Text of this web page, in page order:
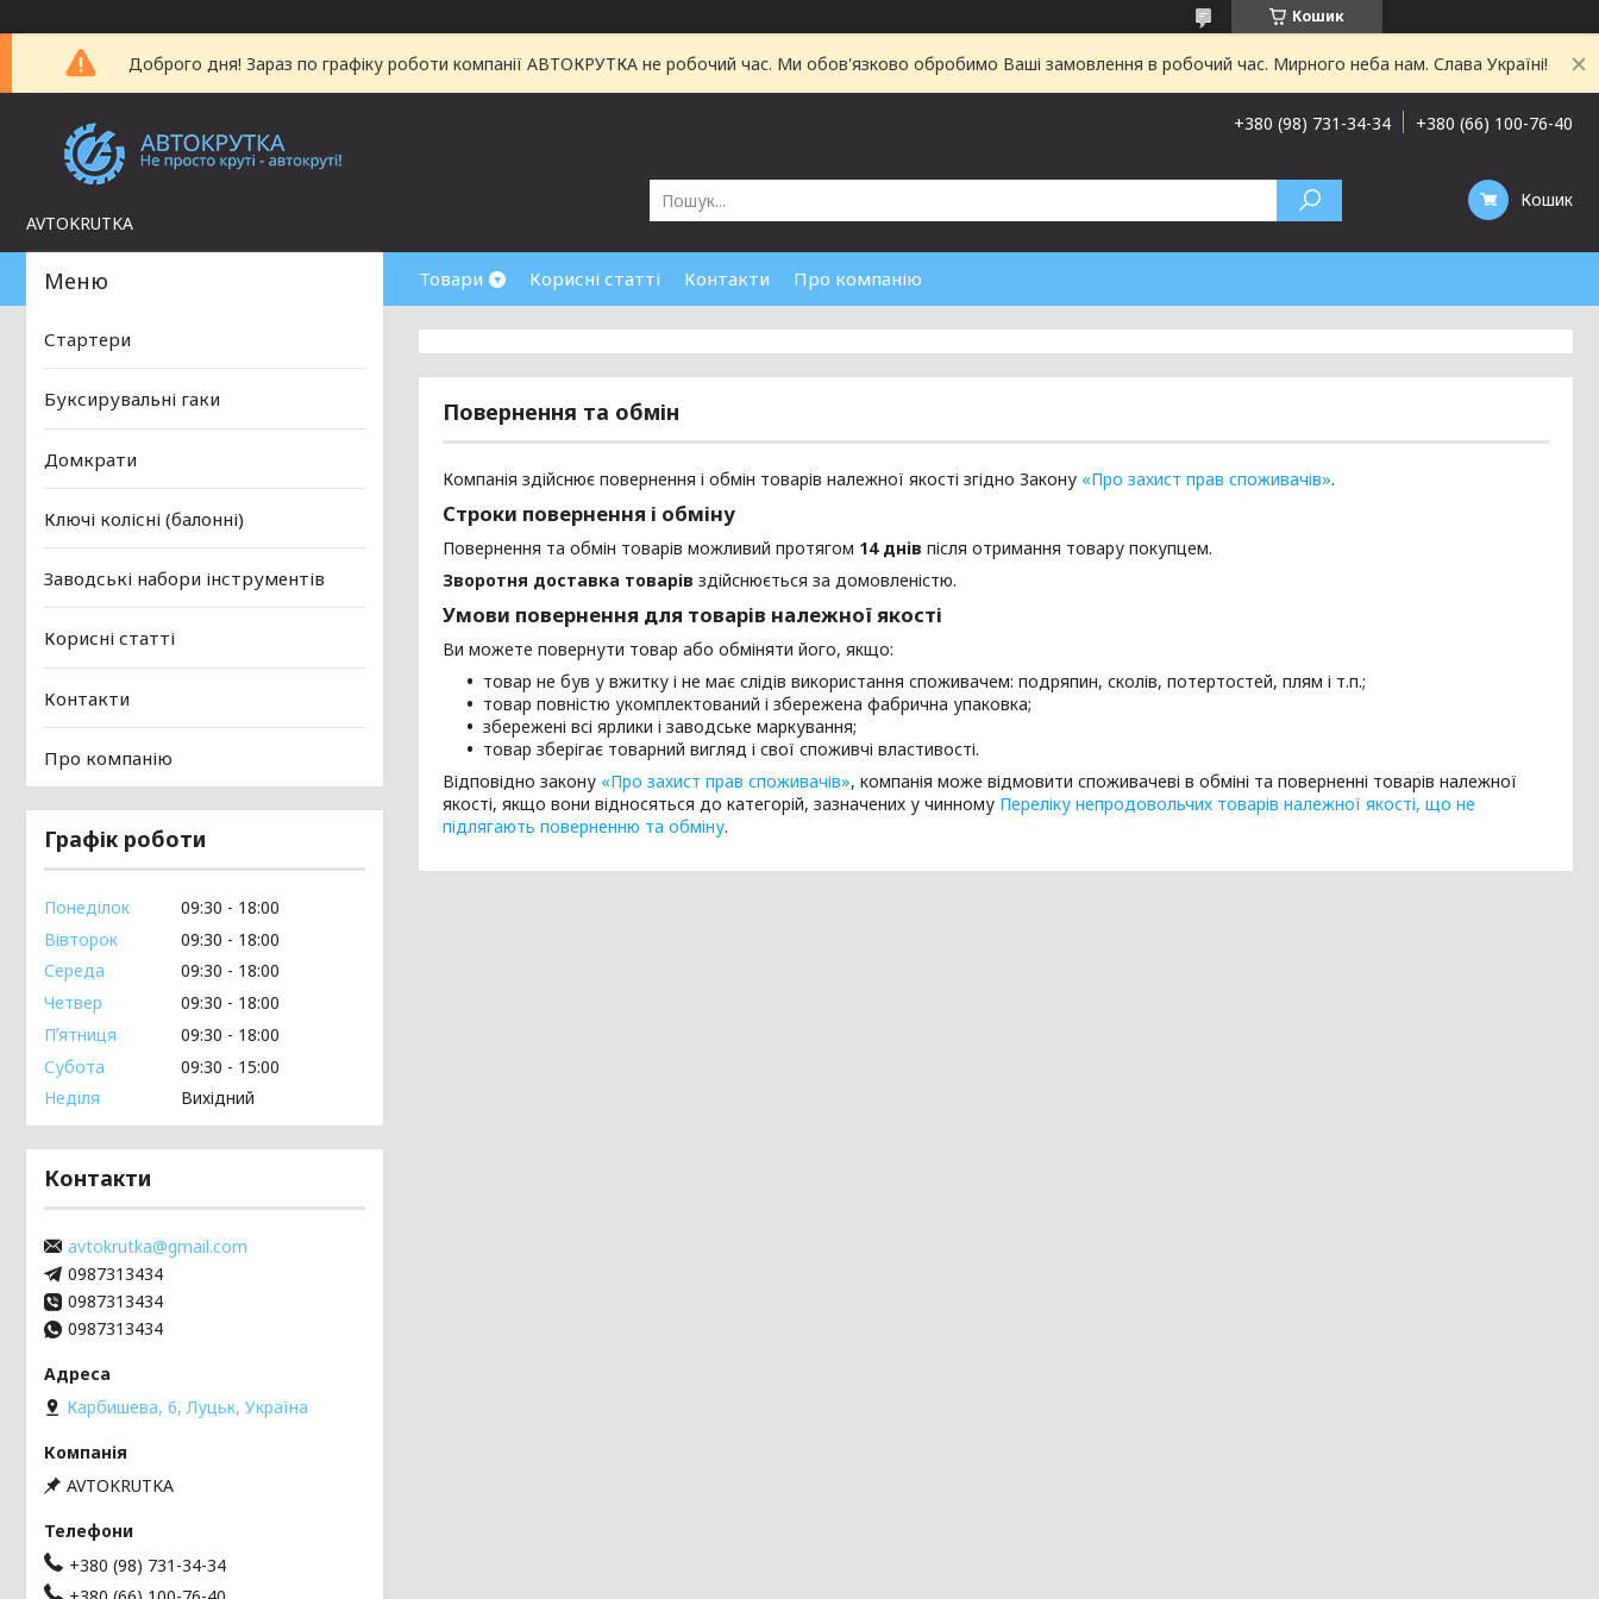
Кошик
Доброго дня! Зараз по графіку роботи компанії АВТОКРУТКА не робочий час. Ми обов'язково обробимо Ваші замовлення в робочий час. Мирного неба нам. Слава Україні!
AVTOKRUTKA
+380 (98) 731-34-34 +380 (66) 100-76-40
Кошик
Товари Корисні статті Контакти Про компанію
Повернення та обмін
Компанія здійснює повернення і обмін товарів належної якості згідно Закону «Про захист прав споживачів».
Строки повернення і обміну
Повернення та обмін товарів можливий протягом 14 днів після отримання товару покупцем.
Зворотня доставка товарів здійснюється за домовленістю.
Умови повернення для товарів належної якості
Ви можете повернути товар або обміняти його, якщо:
товар не був у вжитку і не має слідів використання споживачем: подряпин, сколів, потертостей, плям і т.п.;
товар повністю укомплектований і збережена фабрична упаковка;
збережені всі ярлики і заводське маркування;
товар зберігає товарний вигляд і свої споживчі властивості.
Відповідно закону «Про захист прав споживачів», компанія може відмовити споживачеві в обміні та поверненні товарів належної
якості, якщо вони відносяться до категорій, зазначених у чинному Переліку непродовольчих товарів належної якості, що не
підлягають поверненню та обміну.
Стартери
Буксирувальні гаки
Домкрати
Ключі колісні (балонні)
Заводські набори інструментів
Корисні статті
Контакти
Про компанію
Графік роботи
Понеділок 09:30
18:00
Вівторок
09:30
18:00
Середа
09:30
18:00
Четвер
09:30
18:00
Пʼятниця
09:30
18:00
Субота
09:30
15:00
Неділя
Вихідний
Контакти
avtokrutka@gmail.com
0987313434
0987313434
0987313434
Карбишева, 6, Луцьк, Україна
AVTOKRUTKA
+380 (98) 731-34-34